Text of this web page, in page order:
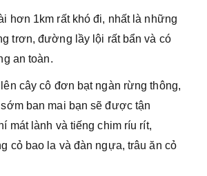
hơn 1km rất khó đi, nhất là những
trơn, đường lầy lội rất bẩn và có
an toàn.
cây cô đơn bạt ngàn rừng thông,
ban mai bạn sẽ được tận
mát lành và tiếng chim ríu rít,
cỏ bao la và đàn ngựa, trâu ăn cỏ